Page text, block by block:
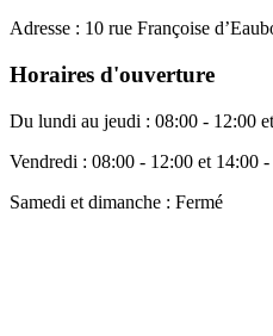
Adresse : 10 rue Françoise
Horaires d'ouverture
Du lundi au jeudi : 08:00 - 12:00
Vendredi : 08:00 - 12:00 et 14:00
Samedi et dimanche : Fermé